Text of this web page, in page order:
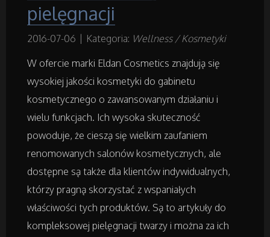
Drzwi i Okna
Nieruchomości, Działki
Domy, Mieszkania
Badania
Placówki Edukacyjne
Kursy i Szkolenia
pielęgnacji
2016-07-06 Kategoria: Wellness / Kosmetyki
W ofercie marki Eldan Cosmetics znajdują się
wysokiej jakości kosmetyki do gabinetu
kosmetycznego o zawansowanym działaniu i
wielu funkcjach. Ich wysoka skuteczność
powoduje, że cieszą się wielkim zaufaniem
renomowanych salonów kosmetycznych, ale
dostępne są także dla klientów indywidualnych,
którzy pragną skorzystać z wspaniałych
właściwości tych produktów. Są to artykuły do
kompleksowej pielęgnacji twarzy i można za ich